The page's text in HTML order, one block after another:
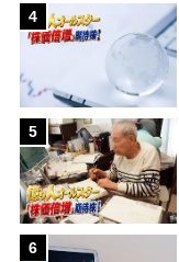
4
5
6